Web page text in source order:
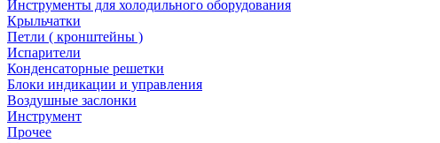
Инструменты для холодильного оборудования
Крыльчатки
Петли ( кронштейны )
Испарители
Конденсаторные решетки
Блоки индикации и управления
Воздушные заслонки
Инструмент
Прочее